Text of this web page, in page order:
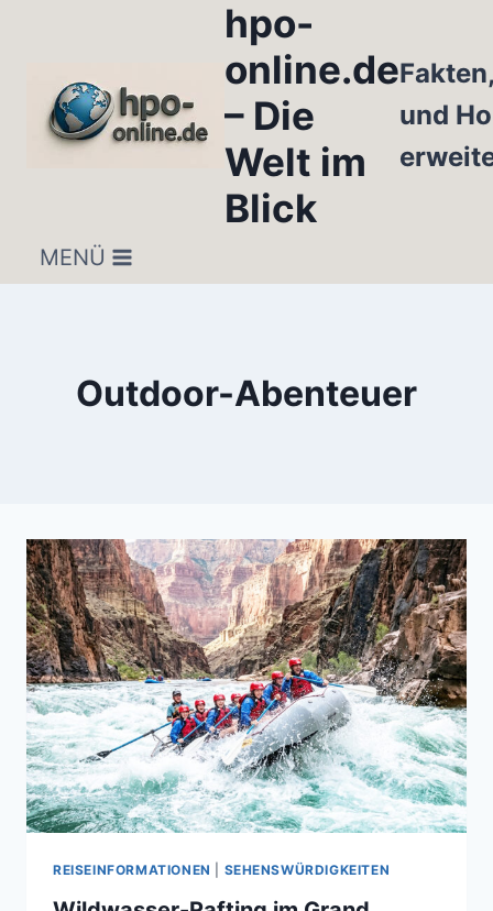
hpo-
online.de
– Die
Welt im
Blick
und
MENÜ
Outdoor-Abenteuer
REISEINFORMATIONEN SEHENSWÜRDIGKEITEN